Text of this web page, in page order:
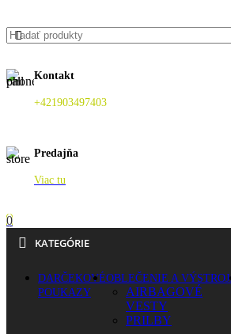
Kontakt
+421903497403
Predajňa
Viac tu
0
KATEGÓRIE
DARČEKOVÉ
POUKAZY
OBLEČENIE A VÝSTROJ
AIRBAGOVÉ
VESTY
PRILBY